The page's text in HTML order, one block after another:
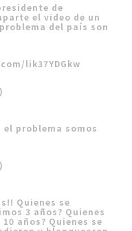
de
el video de un
del país son
lik37YDGkw
problema somos
Quienes se
3 años? Quienes
años? Quienes se